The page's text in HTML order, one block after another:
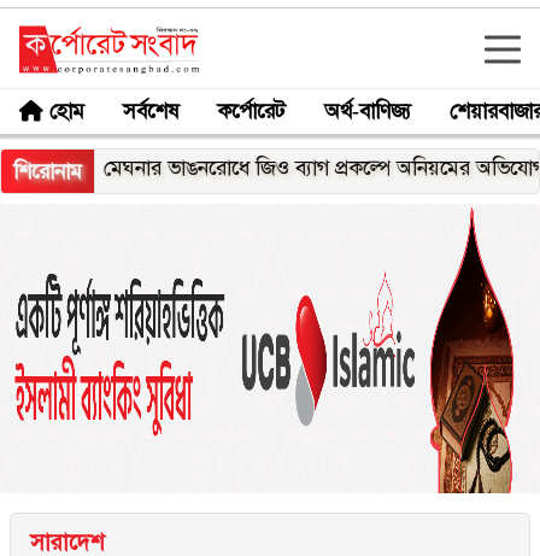
হোম সর্বশেষ কর্পোরেট অর্থ-বাণিজ্য
শিরোনাম
মেঘনার ভাঙনরোধে জিও ব্যাগ প্রকল্পে অনিয়মের অভিযোগ,
সারাদেশ